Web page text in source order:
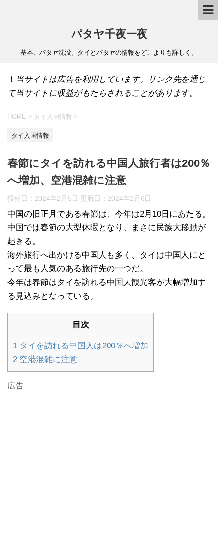
パタヤ千夜一夜
基本、パタヤ沈没。タイとパタヤの情報をどこよりも詳しく。
！ 当サイトは広告を利用しています。リンク先を通じ
て当サイトに収益がもたらされることがあります。
HOME > タイ入国情報 >
タイ入国情報
春節にタイを訪れる中国人旅行者は200％
へ増加、空港混雑に注意
投稿日：2024年2月5日 更新日： 2024年2月6日
中国の旧正月である春節は、今年は2月10日にあたる。
中国では春節の大型休暇となり、まさに民族大移動が
起きる。
海外旅行へ出かける中国人も多く、タイは中国人にと
って最も人気のある旅行先の一つだ。
今年は春節はタイを訪れる中国人観光客が大幅増加す
る見込みとなっている。
目次
1 タイを訪れる中国人は200％へ増加
2 空港混雑に注意
広告